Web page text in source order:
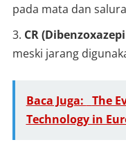
pada mata dan
CR
meski jarang
Baca Juga: The
Technology in